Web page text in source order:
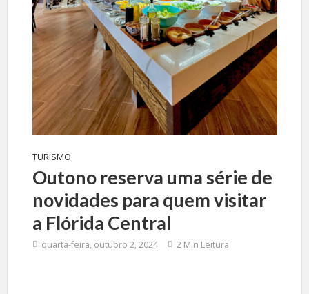
TURISMO
Outono reserva uma série de
novidades para quem visitar
a Flórida Central
quarta-feira, outubro 2, 2024 2 Min Leitura